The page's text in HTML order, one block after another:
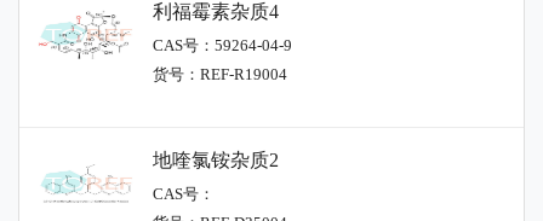
利福霉素杂质4
CAS号：59264-04-9
货号：REF-R19004
地喹氯铵杂质2
CAS号：